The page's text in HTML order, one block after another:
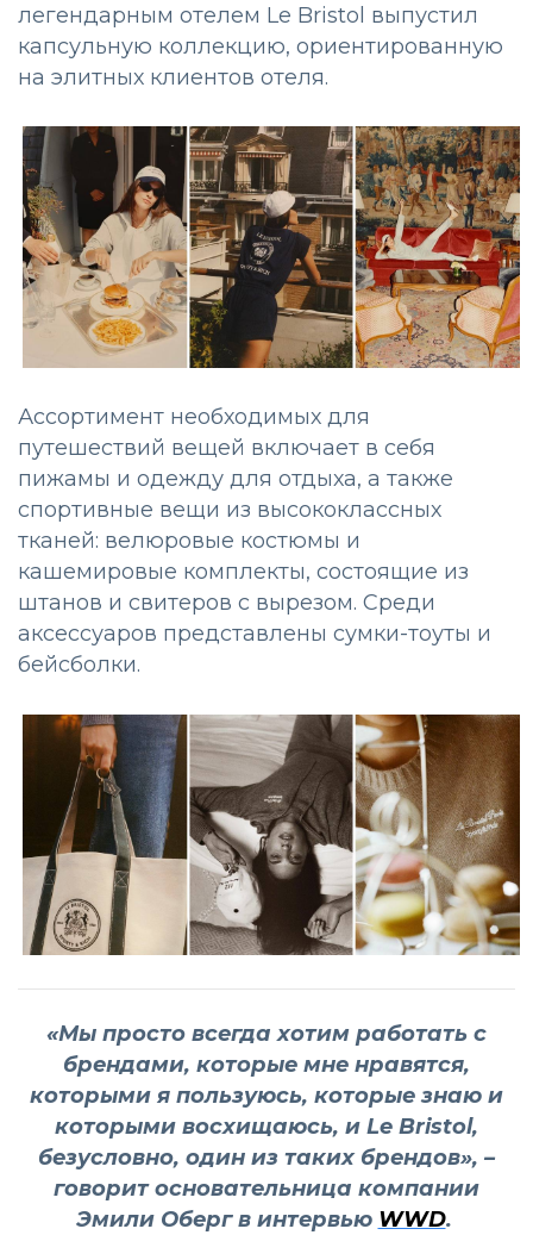
легендарным отелем Le Bristol выпустил
капсульную коллекцию, ориентированную
на элитных клиентов отеля.
Ассортимент необходимых для
путешествий вещей включает в себя
пижамы и одежду для отдыха, а также
спортивные вещи из высококлассных
тканей: велюровые костюмы и
кашемировые комплекты, состоящие из
штанов и свитеров с вырезом. Среди
аксессуаров представлены сумки-тоуты и
бейсболки.
«Мы просто всегда хотим работать с
брендами, которые мне нравятся,
которыми я пользуюсь, которые знаю и
которыми восхищаюсь, и Le Bristol,
безусловно, один из таких брендов», –
говорит основательница компании
Эмили Оберг в интервью WWD.